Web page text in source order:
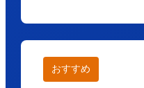
おすすめ